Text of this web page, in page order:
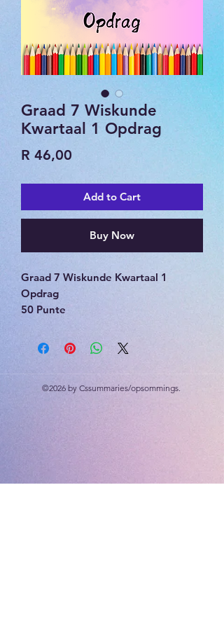
Graad 7 Wiskunde
Kwartaal 1 Opdrag
R 46,00
Add to Cart
Buy Now
Graad 7 Wiskunde Kwartaal 1
Opdrag
50 Punte
Woordprobleme in finansiële
konteks
Memorandum ingesluit
©2026 by Cssummaries/opsommings.